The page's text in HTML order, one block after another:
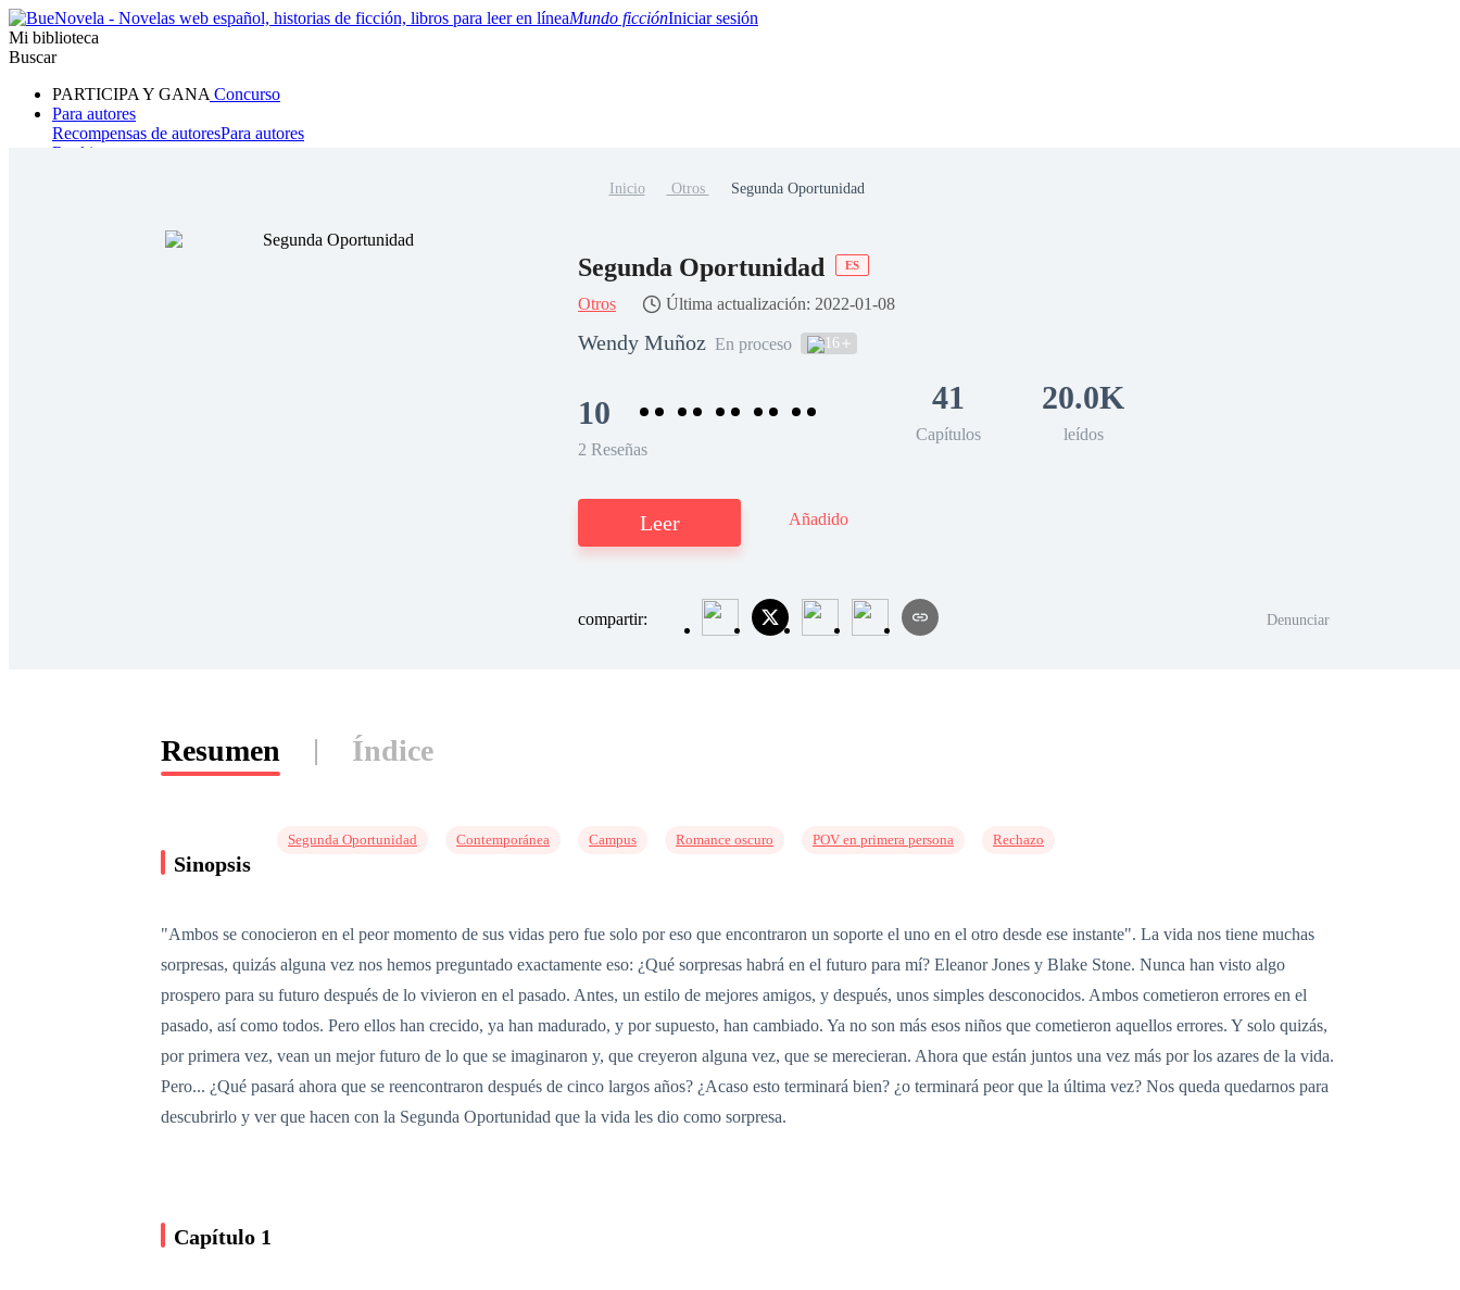
Mundo ficciónIniciar sesión
Mi biblioteca
Buscar
PARTICIPA Y GANA Concurso
Para autores
Recompensas de autoresPara autores
Ranking
Hombre lobo Mafia Sistema Fantasía Urbano
Inicio Otros Segunda Oportunidad
Segunda Oportunidad ES
Otros Última actualización: 2022-01-08
Wendy Muñoz En proceso 16
10
2 Reseñas
41
Capítulos
20.0K
leídos
Leer Añadido
compartir: Denunciar
Resumen Índice
Sinopsis
Segunda Oportunidad Contemporánea Campus Romance oscuro POV en primera persona Rechazo
"Ambos se conocieron en el peor momento de sus vidas pero fue solo por eso que encontraron un soporte el uno en el otro desde ese instante". La vida nos tiene muchas
sorpresas, quizás alguna vez nos hemos preguntado exactamente eso: ¿Qué sorpresas habrá en el futuro para mí? Eleanor Jones y Blake Stone. Nunca han visto algo
prospero para su futuro después de lo vivieron en el pasado. Antes, un estilo de mejores amigos, y después, unos simples desconocidos. Ambos cometieron errores en el
pasado, así como todos. Pero ellos han crecido, ya han madurado, y por supuesto, han cambiado. Ya no son más esos niños que cometieron aquellos errores. Y solo quizás,
por primera vez, vean un mejor futuro de lo que se imaginaron y, que creyeron alguna vez, que se merecieran. Ahora que están juntos una vez más por los azares de la vida.
Pero... ¿Qué pasará ahora que se reencontraron después de cinco largos años? ¿Acaso esto terminará bien? ¿o terminará peor que la última vez? Nos queda quedarnos para
descubrirlo y ver que hacen con la Segunda Oportunidad que la vida les dio como sorpresa.
Capítulo 1